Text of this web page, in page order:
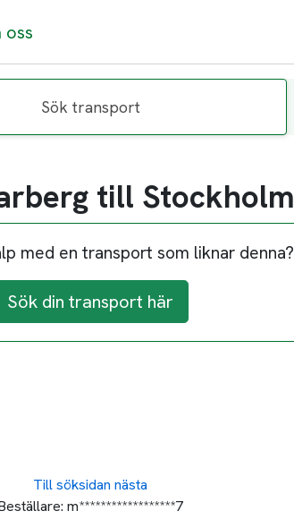
oss
Sök transport
till Stockholm
med en transport som liknar denna?
Sök din transport här
Till söksidan nästa
m******************7